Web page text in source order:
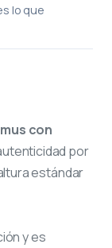
lo que
con
por
estándar
y es